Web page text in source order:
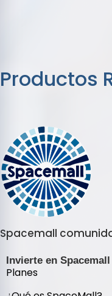
Productos
Spacemall
Invierte en Spacemall
Planes